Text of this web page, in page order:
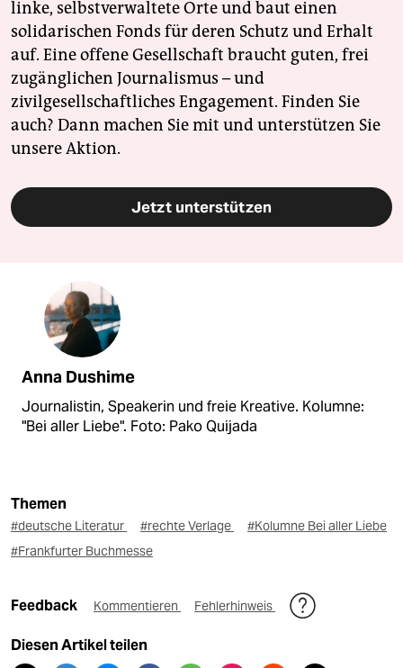
linke, selbstverwaltete Orte und baut einen
solidarischen Fonds für deren Schutz und Erhalt
auf. Eine offene Gesellschaft braucht guten, frei
zugänglichen Journalismus – und
zivilgesellschaftliches Engagement. Finden Sie
auch? Dann machen Sie mit und unterstützen Sie
unsere Aktion.
Jetzt unterstützen
Anna Dushime
Journalistin, Speakerin und freie Kreative. Kolumne:
"Bei aller Liebe". Foto: Pako Quijada
Themen
#deutsche Literatur #rechte Verlage
#Kolumne Bei aller Liebe
#Frankfurter Buchmesse
Feedback Kommentieren Fehlerhinweis
Diesen Artikel teilen